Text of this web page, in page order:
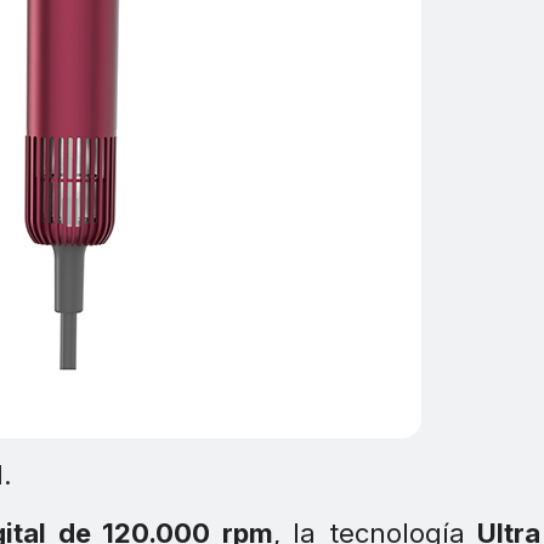
de 120.000 rpm, la tecnología